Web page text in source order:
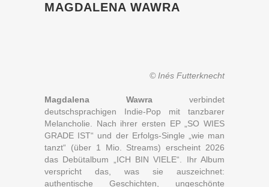
MAGDALENA WAWRA
© Inés Futterknecht
Magdalena Wawra verbindet
deutschsprachigen Indie-Pop mit tanzbarer
Melancholie. Nach ihrer ersten EP „SO WIES
GRADE IST“ und der Erfolgs-Single „wie man
tanzt“ (über 1 Mio. Streams) erscheint 2026
das Debütalbum „ICH BIN VIELE“. Ihr Album
verspricht das, was sie auszeichnet:
authentische Geschichten, ungeschönte